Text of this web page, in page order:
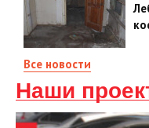
Все новости
Наши